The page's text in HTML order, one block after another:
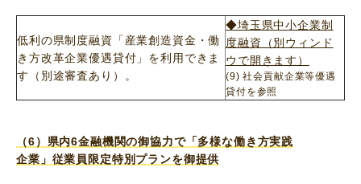
低利の県制度融資「産業創造資金・働
き方改革企業優遇貸付」を利用できま
す（別途審査あり）。
◆埼玉県中小企業制
度融資（別ウィンド
ウで開きます）
(9) 社会貢献企業等優遇
貸付を参照
（6）県内6金融機関の御協力で「多様な働き方実践
企業」従業員限定特別プランを御提供